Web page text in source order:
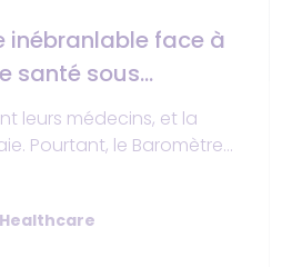
inébranlable face à
santé sous
leurs médecins, et la
Pourtant, le Baromètre
pénurie de soignants et
administrative, le
générant de la